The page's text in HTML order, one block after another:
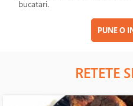
bucatari.
PUNE O
RETETE